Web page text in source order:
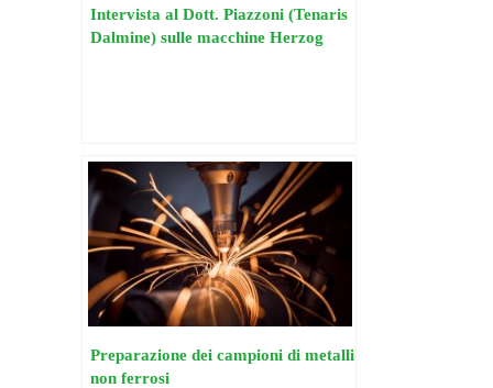
Intervista al Dott. Piazzoni (Tenaris
Dalmine) sulle macchine Herzog
Preparazione dei campioni di metalli
non ferrosi